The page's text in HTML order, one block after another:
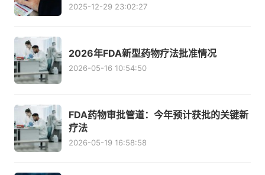
2025-12-29 23:02:27
2026年FDA新型药物疗法批准情况
2026-05-16 10:54:50
FDA药物审批管道：今年预计获批的关键新
疗法
2026-05-19 16:58:58